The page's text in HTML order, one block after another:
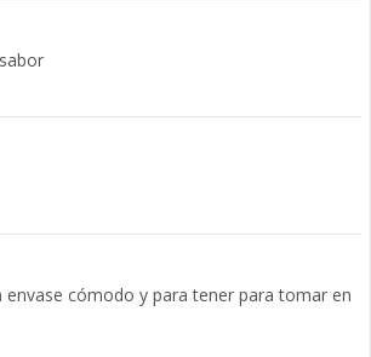
envase cómodo y para tener para tomar en